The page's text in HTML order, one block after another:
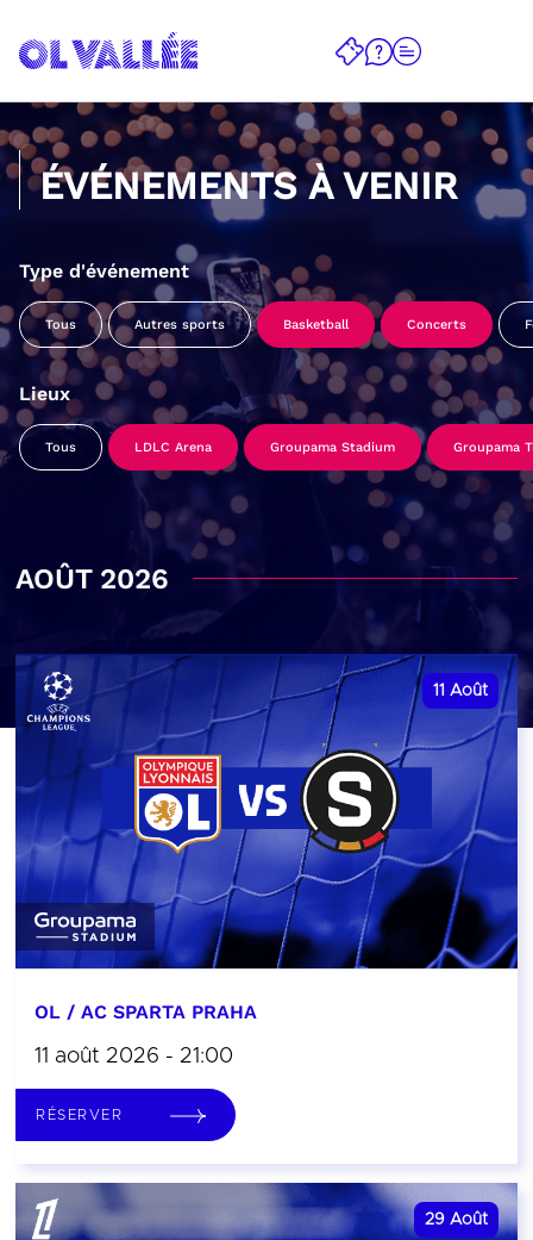
ÉVÉNEMENTS À VENIR
Type d'événement
Tous Autres sports Basketball Concerts
Lieux
Tous LDLC Arena Groupama Stadium Groupama
AOÛT 2026
11 Août
OL / AC SPARTA PRAHA
11 août 2026 - 21:00
RÉSERVER
29 Août